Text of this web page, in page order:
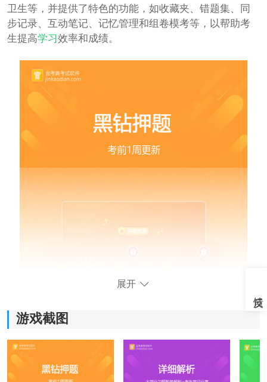
卫生等，并提供了特色的功能，如收藏夹、错题集、同
步记录、互动笔记、记忆管理和组卷模考等，以帮助考
生提高学习效率和成绩。
展开
游戏截图